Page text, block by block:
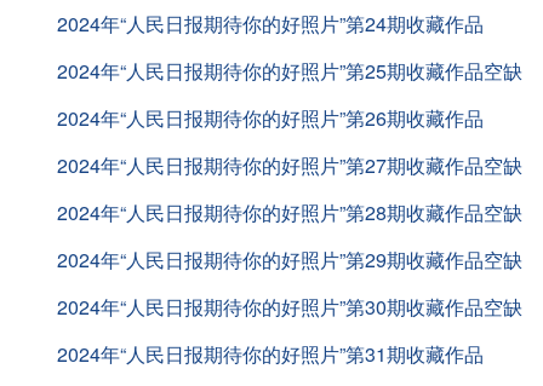
2024年“人民日报期待你的好照片”第24期收藏作品
2024年“人民日报期待你的好照片”第25期收藏作品空缺
2024年“人民日报期待你的好照片”第26期收藏作品
2024年“人民日报期待你的好照片”第27期收藏作品空缺
2024年“人民日报期待你的好照片”第28期收藏作品空缺
2024年“人民日报期待你的好照片”第29期收藏作品空缺
2024年“人民日报期待你的好照片”第30期收藏作品空缺
2024年“人民日报期待你的好照片”第31期收藏作品